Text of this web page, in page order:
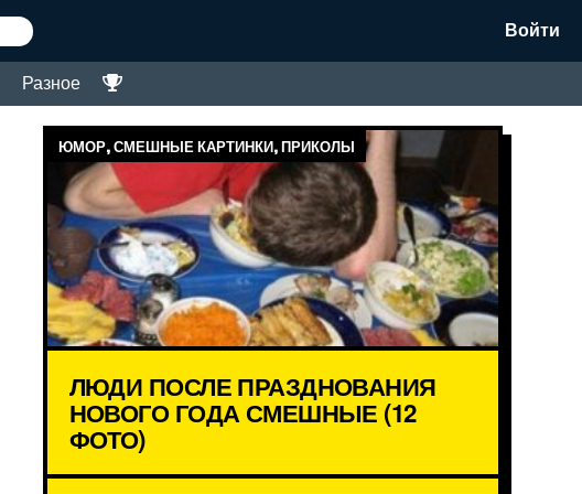
Войти
Разное
ЮМОР, СМЕШНЫЕ КАРТИНКИ, ПРИКОЛЫ
ЛЮДИ ПОСЛЕ ПРАЗДНОВАНИЯ
НОВОГО ГОДА СМЕШНЫЕ (12
ФОТО)